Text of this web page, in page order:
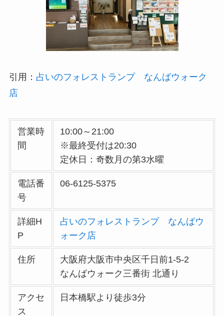
引用： 占いのフォレストランプ なんばウォーク
店
営業時
間
10:00～21:00
※最終受付は20:30
定休日：奇数月の第3水曜
電話番
号
06-6125-5375
詳細H
P
占いのフォレストランプ なんばウ
ォーク店
住所
大阪府大阪市中央区千日前1-5-2
なんばウォーク三番街 北通り
アクセ
ス
日本橋駅より徒歩3分